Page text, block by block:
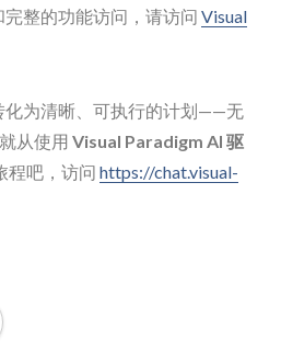
整的功能访问，请访问 Visual
化为清晰、可执行的计划——无
从使用 Visual Paradigm AI 驱
程吧，访问 https://chat.visual-